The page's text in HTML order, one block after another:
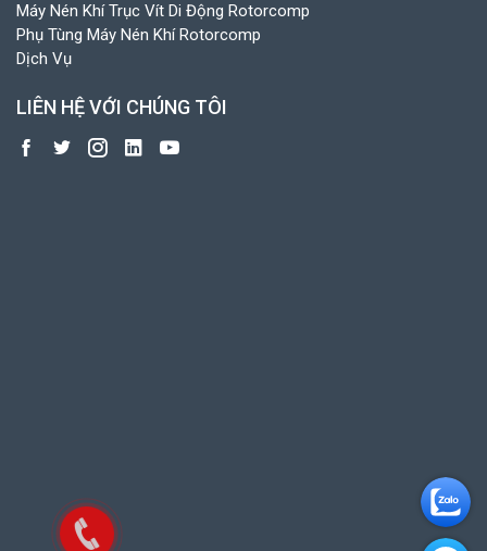
Máy Nén Khí Trục Vít Di Động Rotorcomp
Phụ Tùng Máy Nén Khí Rotorcomp
Dịch Vụ
LIÊN HỆ VỚI CHÚNG TÔI